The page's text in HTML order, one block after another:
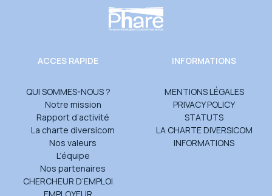
ACCES RAPIDE
QUI SOMMES-NOUS ?
Notre mission
Rapport d’activité
La charte diversicom
Nos valeurs
L’équipe
Nos partenaires
CHERCHEUR D’EMPLOI
EMPLOYEUR
INFORMATIONS
MENTIONS LÉGALES
PRIVACY POLICY
STATUTS
LA CHARTE DIVERSICOM
INFORMATIONS